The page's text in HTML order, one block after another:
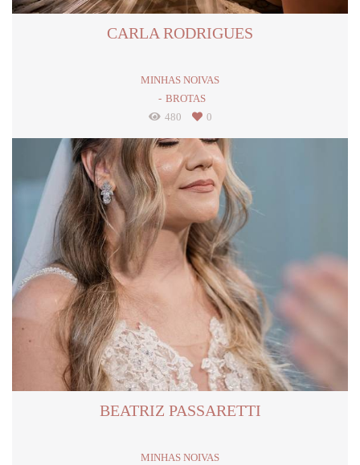
CARLA RODRIGUES
MINHAS NOIVAS
BROTAS
480
0
BEATRIZ PASSARETTI
MINHAS NOIVAS